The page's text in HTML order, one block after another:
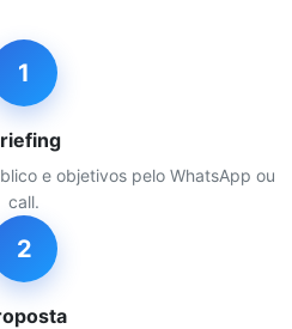
1
e objetivos pelo WhatsApp ou
call.
2